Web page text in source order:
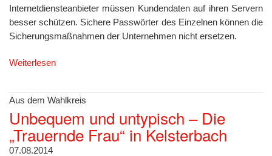
Internetdiensteanbieter müssen Kundendaten auf ihren Servern
besser schützen. Sichere Passwörter des Einzelnen können die
Sicherungsmaßnahmen der Unternehmen nicht ersetzen.
Weiterlesen
Aus dem Wahlkreis
Unbequem und untypisch – Die
„Trauernde Frau“ in Kelsterbach
07.08.2014